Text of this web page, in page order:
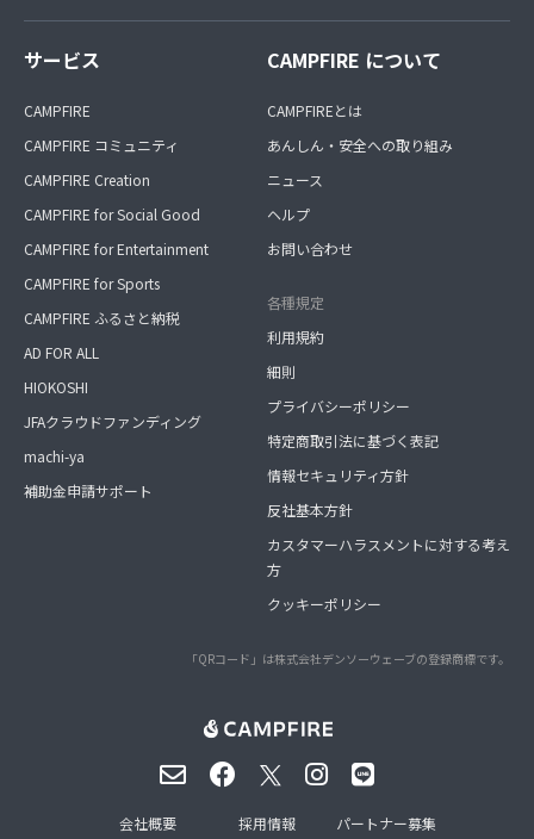
サービス
CAMPFIRE
CAMPFIRE コミュニティ
CAMPFIRE Creation
CAMPFIRE for Social Good
CAMPFIRE for Entertainment
CAMPFIRE for Sports
CAMPFIRE ふるさと納税
AD FOR ALL
HIOKOSHI
JFAクラウドファンディング
machi-ya
補助金申請サポート
CAMPFIRE について
CAMPFIREとは
あんしん・安全への取り組み
ニュース
ヘルプ
お問い合わせ
各種規定
利用規約
細則
プライバシーポリシー
特定商取引法に基づく表記
情報セキュリティ方針
反社基本方針
カスタマーハラスメントに対する考え
方
クッキーポリシー
「QRコード」は株式会社デンソーウェーブの登録商標です。
会社概要 採用情報 パートナー募集